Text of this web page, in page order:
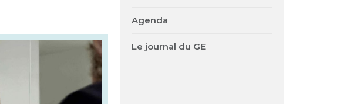
Agenda
Le journal du GE